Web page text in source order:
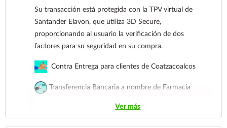
comida nutritiva, segura y deliciosa en cualquier
momento del día, ya sea en casa o durante sus paseos.
Métodos de pago
de Santander Elavon, que utiliza 3D Secure,
Su transacción está protegida con la TPV virtual de
Santander Elavon, que utiliza 3D Secure,
proporcionando al usuario la verificación de dos
factores para su seguridad en su compra.
Contra Entrega para clientes de Coatzacoalcos
Transferencia Bancaria a nombre de Farmacia
cuenta: Clave: 014854655008143954
Ver más